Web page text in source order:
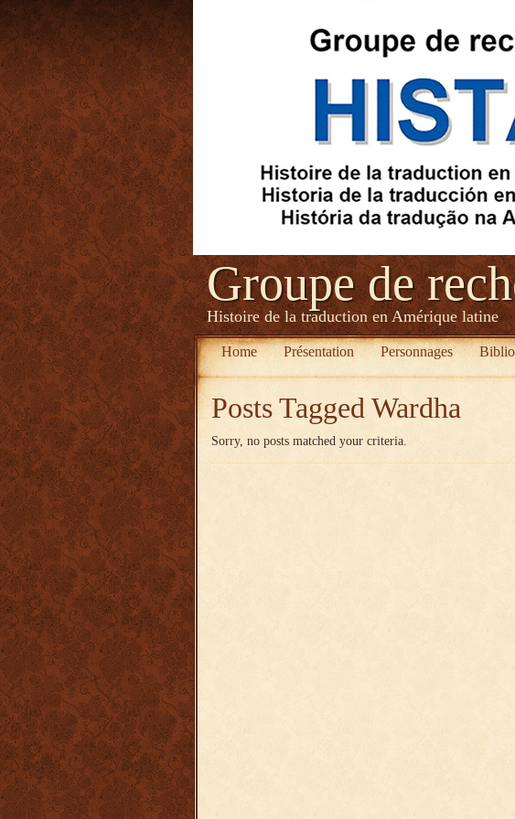
Groupe de
Histoire de la traduction en Amérique latine
Home Présentation Personnages
Posts Tagged Wardha
Sorry, no posts matched your criteria.